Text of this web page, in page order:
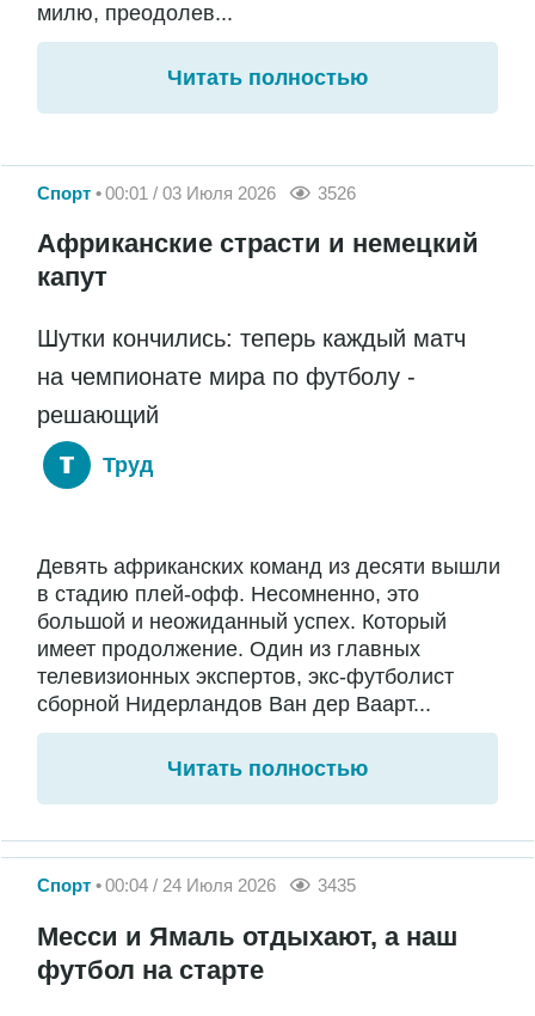
милю, преодолев...
Читать полностью
Спорт 00:01 / 03 Июля 2026 3526
Африканские страсти и немецкий
капут
Шутки кончились: теперь каждый матч
на чемпионате мира по футболу -
решающий
Труд
Девять африканских команд из десяти вышли
в стадию плей-офф. Несомненно, это
большой и неожиданный успех. Который
имеет продолжение. Один из главных
телевизионных экспертов, экс-футболист
сборной Нидерландов Ван дер Ваарт...
Читать полностью
Спорт 00:04 / 24 Июля 2026 3435
Месси и Ямаль отдыхают, а наш
футбол на старте